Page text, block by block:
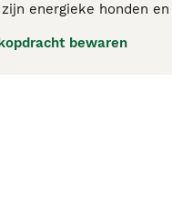
energieke honden
nature zo extravert
bewaren